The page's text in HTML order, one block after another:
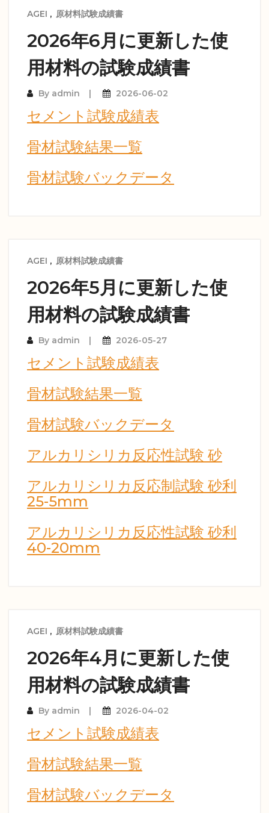
AGEI , 原材料試験成績書
2026年6月に更新した使
用材料の試験成績書
By admin 2026-06-02
セメント試験成績表
骨材試験結果一覧
骨材試験バックデータ
AGEI , 原材料試験成績書
2026年5月に更新した使
用材料の試験成績書
By admin 2026-05-27
セメント試験成績表
骨材試験結果一覧
骨材試験バックデータ
アルカリシリカ反応性試験 砂
アルカリシリカ反応制試験 砂利
25-5mm
アルカリシリカ反応性試験 砂利
40-20mm
AGEI , 原材料試験成績書
2026年4月に更新した使
用材料の試験成績書
By admin 2026-04-02
セメント試験成績表
骨材試験結果一覧
骨材試験バックデータ